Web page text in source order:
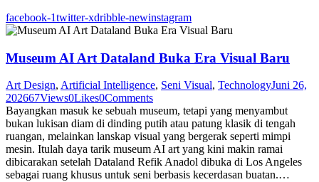
facebook-1twitter-xdribble-newinstagram
Museum AI Art Dataland Buka Era Visual Baru
Art Design, Artificial Intelligence, Seni Visual, TechnologyJuni 26,
202667Views0Likes0Comments
Bayangkan masuk ke sebuah museum, tetapi yang menyambut
bukan lukisan diam di dinding putih atau patung klasik di tengah
ruangan, melainkan lanskap visual yang bergerak seperti mimpi
mesin. Itulah daya tarik museum AI art yang kini makin ramai
dibicarakan setelah Dataland Refik Anadol dibuka di Los Angeles
sebagai ruang khusus untuk seni berbasis kecerdasan buatan.…